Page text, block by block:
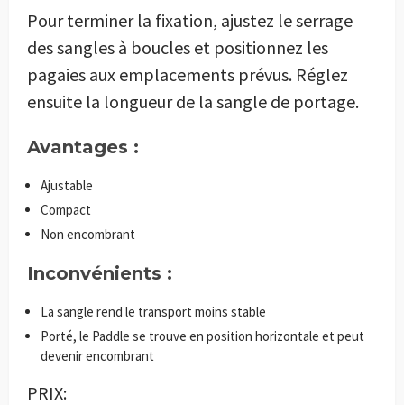
Pour terminer la fixation, ajustez le serrage
des sangles à boucles et positionnez les
pagaies aux emplacements prévus. Réglez
ensuite la longueur de la sangle de portage.
Avantages :
Ajustable
Compact
Non encombrant
Inconvénients :
La sangle rend le transport moins stable
Porté, le Paddle se trouve en position horizontale et peut
devenir encombrant
PRIX: